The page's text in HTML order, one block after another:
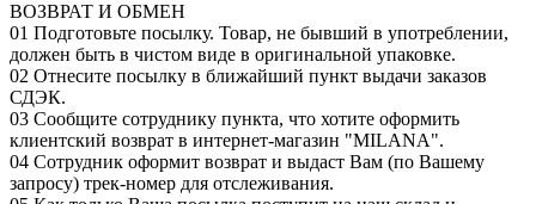
ВОЗВРАТ И ОБМЕН
01 Подготовьте посылку. Товар, не бывший в употреблении,
должен быть в чистом виде в оригинальной упаковке.
02 Отнесите посылку в ближайший пункт выдачи заказов
СДЭК.
03 Сообщите сотруднику пункта, что хотите оформить
клиентский возврат в интернет-магазин "MILANA".
04 Сотрудник оформит возврат и выдаст Вам (по Вашему
запросу) трек-номер для отслеживания.